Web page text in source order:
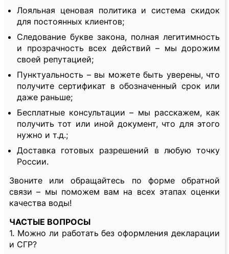
Лояльная ценовая политика и система скидок
для постоянных клиентов;
Следование букве закона, полная легитимность
и прозрачность всех действий – мы дорожим
своей репутацией;
Пунктуальность – вы можете быть уверены, что
получите сертификат в обозначенный срок или
даже раньше;
Бесплатные консультации – мы расскажем, как
получить тот или иной документ, что для этого
нужно и т.д.;
Доставка готовых разрешений в любую точку
России.
Звоните или обращайтесь по форме обратной
связи – мы поможем вам на всех этапах оценки
качества воды!
ЧАСТЫЕ ВОПРОСЫ
1. Можно ли работать без оформления декларации
и СГР?